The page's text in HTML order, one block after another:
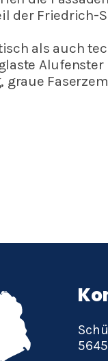
der Friedrich-
als auch
graue